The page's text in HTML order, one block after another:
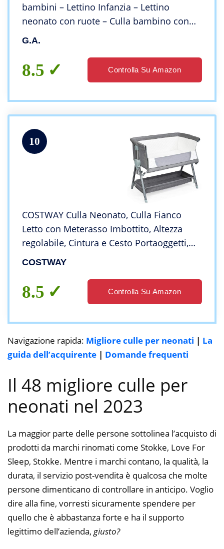
bambini – Lettino Infanzia – Lettino
neonato con ruote – Culla bambino con
sbarre bianco – Unisex Bianco – Made in
G.A.
8.5 Controlla Su Amazon
10
COSTWAY Culla Neonato, Culla Fianco
Letto con Meterasso Imbottito, Altezza
regolabile, Cintura e Cesto Portaoggetti,
Portata Culla 15kg Portata Cesto 2kg
COSTWAY
8.5 Controlla Su Amazon
Navigazione rapida: Migliore culle per neonati | La
guida dell’acquirente | Domande frequenti
Il 48 migliore culle per
neonati nel 2023
La maggior parte delle persone sottolinea l’acquisto di
prodotti da marchi rinomati come Stokke, Love For
Sleep, Stokke. Mentre i marchi contano, la qualità, la
durata, il servizio post-vendita è qualcosa che molte
persone dimenticano di controllare in anticipo. Voglio
dire alla fine, vorresti sicuramente spendere per
quello che è abbastanza forte e ha il supporto
legittimo dell’azienda, giusto?